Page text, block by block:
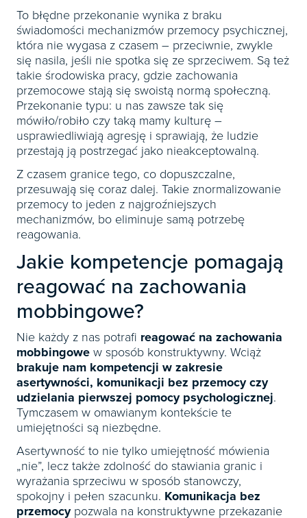
To błędne przekonanie wynika z braku
świadomości mechanizmów przemocy psychicznej,
która nie wygasa z czasem – przeciwnie, zwykle
się nasila, jeśli nie spotka się ze sprzeciwem. Są też
takie środowiska pracy, gdzie zachowania
przemocowe stają się swoistą normą społeczną.
Przekonanie typu: u nas zawsze tak się
mówiło/robiło czy taką mamy kulturę –
usprawiedliwiają agresję i sprawiają, że ludzie
przestają ją postrzegać jako nieakceptowalną.
Z czasem granice tego, co dopuszczalne,
przesuwają się coraz dalej. Takie znormalizowanie
przemocy to jeden z najgroźniejszych
mechanizmów, bo eliminuje samą potrzebę
reagowania.
Jakie kompetencje pomagają
reagować na zachowania
mobbingowe?
Nie każdy z nas potrafi reagować na zachowania
mobbingowe w sposób konstruktywny. Wciąż
brakuje nam kompetencji w zakresie
asertywności, komunikacji bez przemocy czy
udzielania pierwszej pomocy psychologicznej.
Tymczasem w omawianym kontekście te
umiejętności są niezbędne.
Asertywność to nie tylko umiejętność mówienia
„nie”, lecz także zdolność do stawiania granic i
wyrażania sprzeciwu w sposób stanowczy,
spokojny i pełen szacunku. Komunikacja bez
przemocypozwala na konstruktywne przekazanie